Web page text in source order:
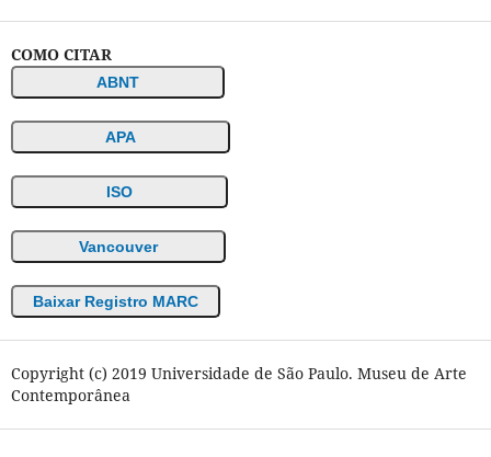
COMO CITAR
ABNT
APA
ISO
Vancouver
Baixar Registro MARC
Copyright (c) 2019 Universidade de São Paulo. Museu de Arte
Contemporânea